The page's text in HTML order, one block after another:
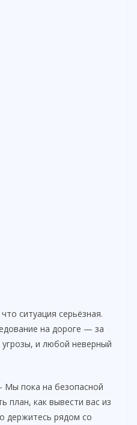
ситуация серьёзная.
на дороге — за
и любой неверный
пока на безопасной
план, как вывести вас из
держитесь рядом со